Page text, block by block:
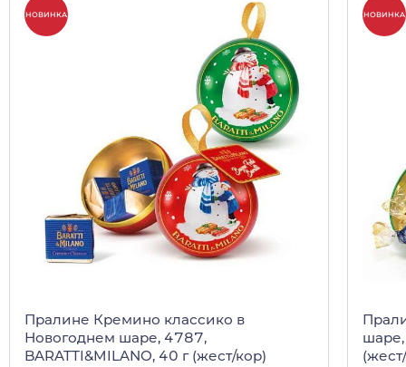
НОВИНКА
Пралине Кремино классико в
Новогоднем шаре, 4787,
BARATTI&MILANO, 40 г (жест/кор)
НОВИНКА
шаре,